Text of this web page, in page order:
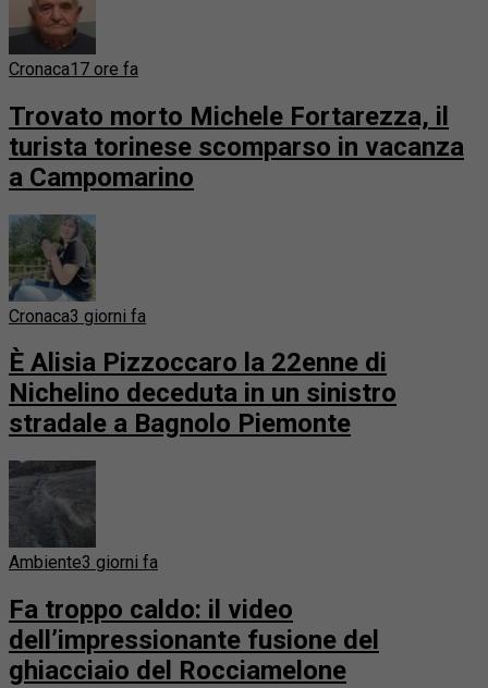
Cronaca17 ore fa
Trovato morto Michele Fortarezza, il
turista torinese scomparso in vacanza
a Campomarino
Cronaca3 giorni fa
È Alisia Pizzoccaro la 22enne di
Nichelino deceduta in un sinistro
stradale a Bagnolo Piemonte
Ambiente3 giorni fa
Fa troppo caldo: il video
dell’impressionante fusione del
ghiacciaio del Rocciamelone